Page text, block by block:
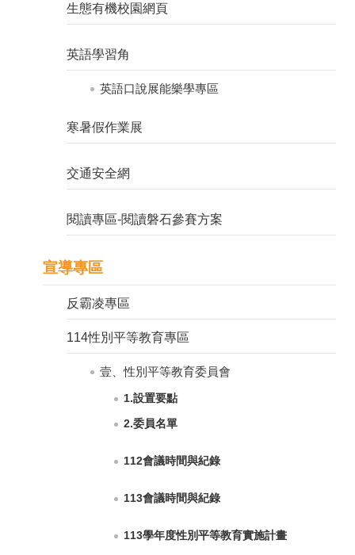
生態有機校園網頁
英語學習角
英語口說展能樂學專區
寒暑假作業展
交通安全網
閱讀專區-閱讀磐石參賽方案
宣導專區
反霸凌專區
114性別平等教育專區
壹、性別平等教育委員會
1.設置要點
2.委員名單
112會議時間與紀錄
113會議時間與紀錄
113學年度性別平等教育實施計畫